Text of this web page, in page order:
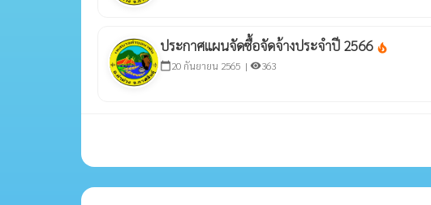
ประกาศแผนจัดซื้อจัดจ้างประจำปี 2566 local_fire_department
calendar_today 20 กันยายน 2565 | visibility363